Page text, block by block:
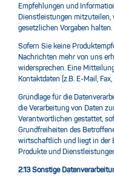
Empfehlungen und
Dienstleistungen mitzuteilen,
gesetzlichen Vorgaben halten.
Sofern Sie keine
Nachrichten mehr von uns
widersprechen. Eine
Kontaktdaten (z.B. E-Mail,
Grundlage für die
die Verarbeitung von Daten
Verantwortlichen gestattet,
Grundfreiheiten des
wirtschaftlich und liegt in der
Produkte und
2.13 Sonstige